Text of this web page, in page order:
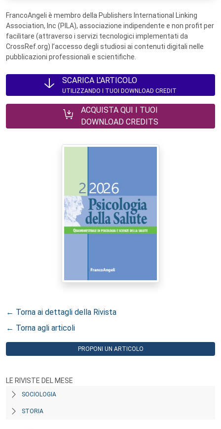
FrancoAngeli è membro della Publishers International Linking
Association, Inc (PILA), associazione indipendente e non profit per
facilitare (attraverso i servizi tecnologici implementati da
CrossRef.org) l’accesso degli studiosi ai contenuti digitali nelle
pubblicazioni professionali e scientifiche.
SCARICA L'ARTICOLO
UTILIZZANDO I TUOI DOWNLOAD CREDIT
ACQUISTA QUI I TUOI
DOWNLOAD CREDITS
← Torna ai dettagli della Rivista
← Torna agli articoli
PROPONI UN ARTICOLO
LE RIVISTE DEL MESE
SOCIOLOGIA
STORIA